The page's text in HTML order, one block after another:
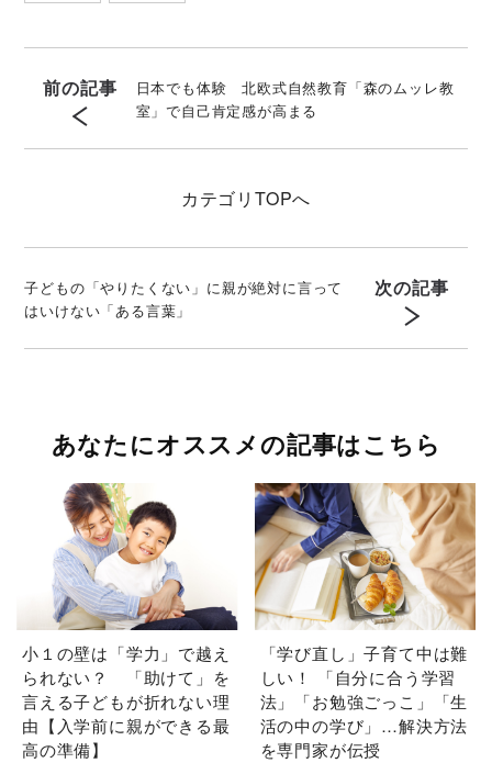
前の記事
日本でも体験 北欧式自然教育「森のムッレ教
室」で自己肯定感が高まる
カテゴリ TOPへ
子どもの「やりたくない」に親が絶対に言って
はいけない「ある言葉」
次の記事
あなたにオススメの記事はこちら
小１の壁は「学力」で越え
られない？ 「助けて」を
言える子どもが折れない理
由【入学前に親ができる最
高の準備】
「学び直し」子育て中は難
しい！ 「自分に合う学習
法」「お勉強ごっこ」「生
活の中の学び」…解決方法
を専門家が伝授